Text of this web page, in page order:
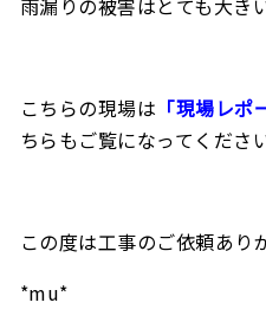
こちらの現場は 「現場レ
ちらもご覧になってください
この度は工事のご依頼あり
*mu*